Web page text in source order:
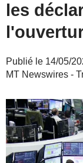
les
Publié le 14/05/
MT Newswires -